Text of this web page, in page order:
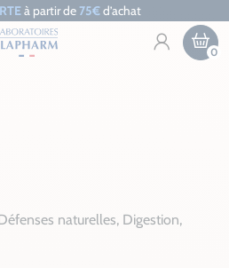
à partir de 75€d’achat
0
naturelles, Digestion,